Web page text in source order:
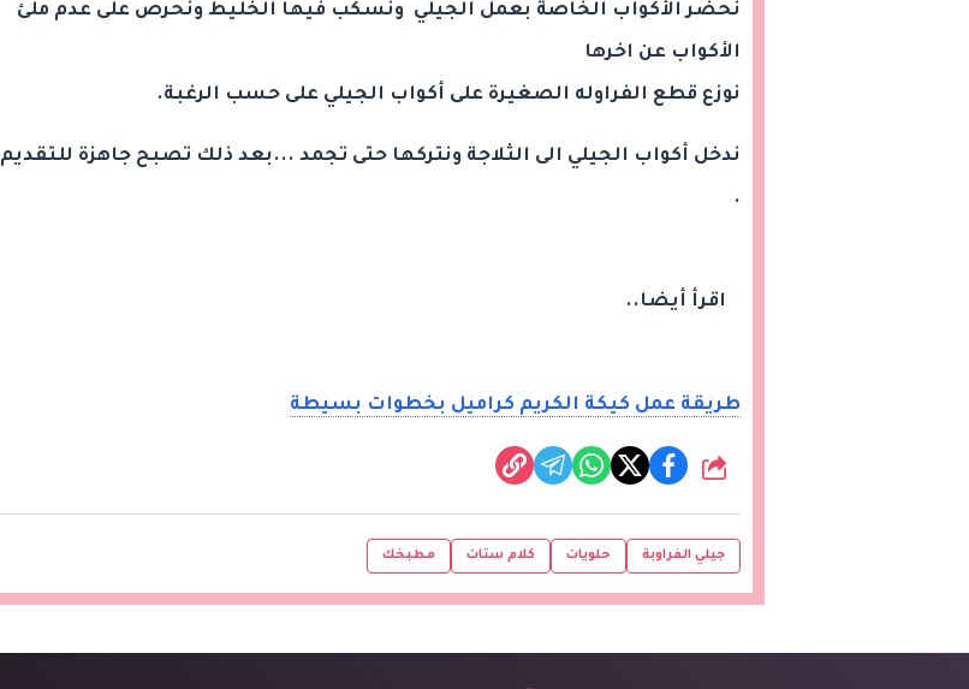
نحضر الأكواب الخاصة بعمل الجيلي ونسكب فيها الخليط ونحرص على عدم ملئ
الأكواب عن اخرها
نوزع قطع الفراوله الصغيرة على أكواب الجيلي على حسب الرغبة.
ندخل أكواب الجيلي الى الثلاجة ونتركها حتى تجمد ...بعد ذلك تصبح جاهزة للتقديم
.
اقرأ أيضا..
طريقة عمل كيكة الكريم كراميل بخطوات بسيطة
شارك
جيلي الفراوبة حلويات كلام ستات مطبخك